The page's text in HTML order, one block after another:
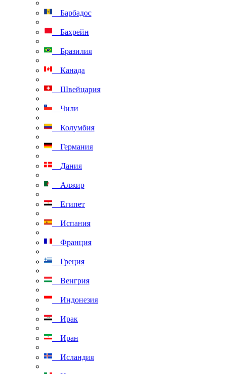
Барбадос
Бахрейн
Бразилия
Канада
Швейцария
Чили
Колумбия
Германия
Дания
Алжир
Египет
Испания
Франция
Греция
Венгрия
Индонезия
Ирак
Иран
Исландия